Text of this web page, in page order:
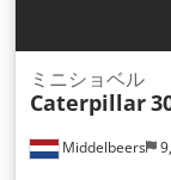
Middelbeers
ミニショベル
Caterpillar